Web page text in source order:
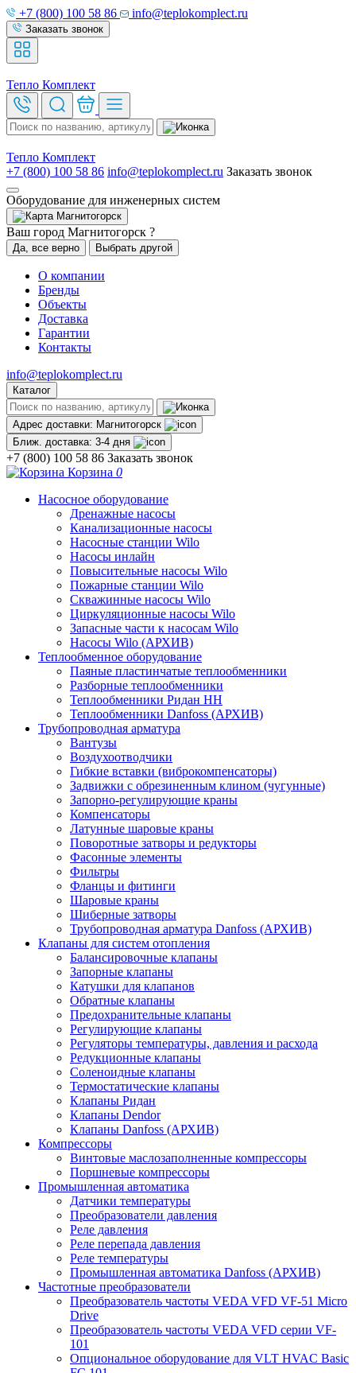
+7 (800) 100 58 86 info@teplokomplect.ru
Заказать звонок
Тепло Комплект
Тепло Комплект
+7 (800) 100 58 86 info@teplokomplect.ru Заказать звонок
Оборудование для инженерных систем
Магнитогорск
Ваш город Магнитогорск ?
Да, все верно Выбрать другой
О компании
Бренды
Объекты
Доставка
Гарантии
Контакты
info@teplokomplect.ru
Каталог
Адрес доставки: Магнитогорск
Ближ. доставка: 3-4 дня
+7 (800) 100 58 86 Заказать звонок
Корзина 0
Насосное оборудование
Дренажные насосы
Канализационные насосы
Насосные станции Wilo
Насосы инлайн
Повысительные насосы Wilo
Пожарные станции Wilo
Скважинные насосы Wilo
Циркуляционные насосы Wilo
Запасные части к насосам Wilo
Насосы Wilo (АРХИВ)
Теплообменное оборудование
Паяные пластинчатые теплообменники
Разборные теплообменники
Теплообменники Ридан НН
Теплообменники Danfoss (АРХИВ)
Трубопроводная арматура
Вантузы
Воздухоотводчики
Гибкие вставки (виброкомпенсаторы)
Задвижки с обрезиненным клином (чугунные)
Запорно-регулирующие краны
Компенсаторы
Латунные шаровые краны
Поворотные затворы и редукторы
Фасонные элементы
Фильтры
Фланцы и фитинги
Шаровые краны
Шиберные затворы
Трубопроводная арматура Danfoss (АРХИВ)
Клапаны для систем отопления
Балансировочные клапаны
Запорные клапаны
Катушки для клапанов
Обратные клапаны
Предохранительные клапаны
Регулирующие клапаны
Регуляторы температуры, давления и расхода
Редукционные клапаны
Соленоидные клапаны
Термостатические клапаны
Клапаны Ридан
Клапаны Dendor
Клапаны Danfoss (АРХИВ)
Компрессоры
Винтовые маслозаполненные компрессоры
Поршневые компрессоры
Промышленная автоматика
Датчики температуры
Преобразователи давления
Реле давления
Реле перепада давления
Реле температуры
Промышленная автоматика Danfoss (АРХИВ)
Частотные преобразователи
Преобразователь частоты VEDA VFD VF-51 Micro
Drive
Преобразователь частоты VEDA VFD серии VF-
101
Опциональное оборудование для VLT HVAC Basic